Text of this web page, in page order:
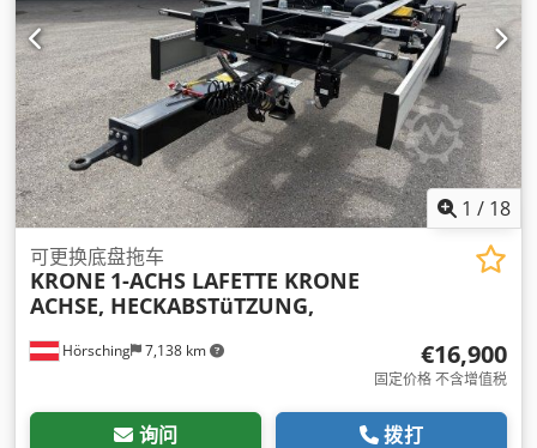
1 / 18
Hörsching 7,138 km
可更换底盘拖车
KRONE 1-ACHS LAFETTE KRONE
ACHSE, HECKABSTüTZUNG,
€16,900
固定价格 不含增值税
询问 拨打